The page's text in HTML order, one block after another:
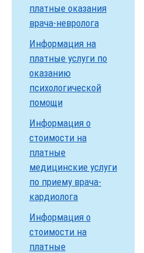
платные оказания
врача-невролога
Информация на
платные услуги по
оказанию
психологической
помощи
Информация о
стоимости на
платные
медицинские услуги
по приему врача-
кардиолога
Информация о
стоимости на
платные